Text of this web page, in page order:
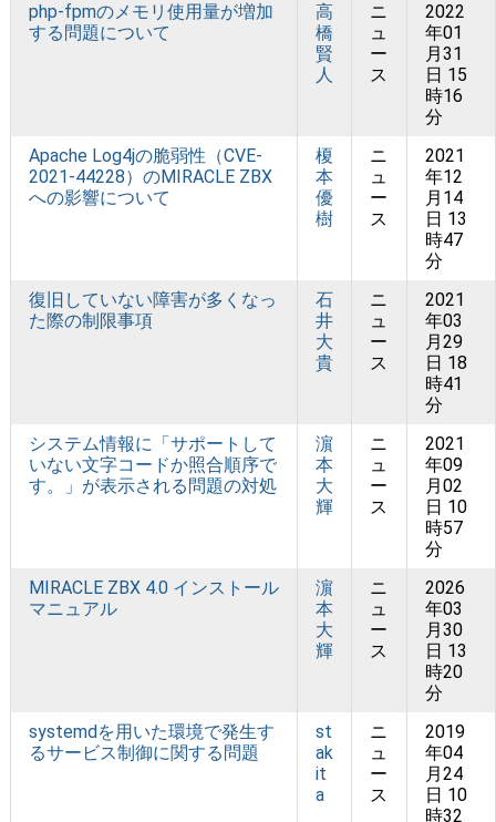
php-fpmのメモリ使用量が増加
する問題について
高
橋
賢
人
ニ
ュ
ー
ス
2022
年01
月31
日 15
時16
分
Apache Log4jの脆弱性（CVE-
2021-44228）のMIRACLE ZBX
への影響について
榎
本
優
樹
ニ
ュ
ー
ス
2021
年12
月14
日 13
時47
分
復旧していない障害が多くなっ
た際の制限事項
石
井
大
貴
ニ
ュ
ー
ス
2021
年03
月29
日 18
時41
分
システム情報に「サポートして
いない文字コードか照合順序で
す。」が表示される問題の対処
濵
本
大
輝
ニ
ュ
ー
ス
2021
年09
月02
日 10
時57
分
MIRACLE ZBX 4.0 インストール
マニュアル
濵
本
大
輝
ニ
ュ
ー
ス
2026
年03
月30
日 13
時20
分
systemdを用いた環境で発生す
るサービス制御に関する問題
st
ak
it
a
ニ
ュ
ー
ス
2019
年04
月24
日 10
時32